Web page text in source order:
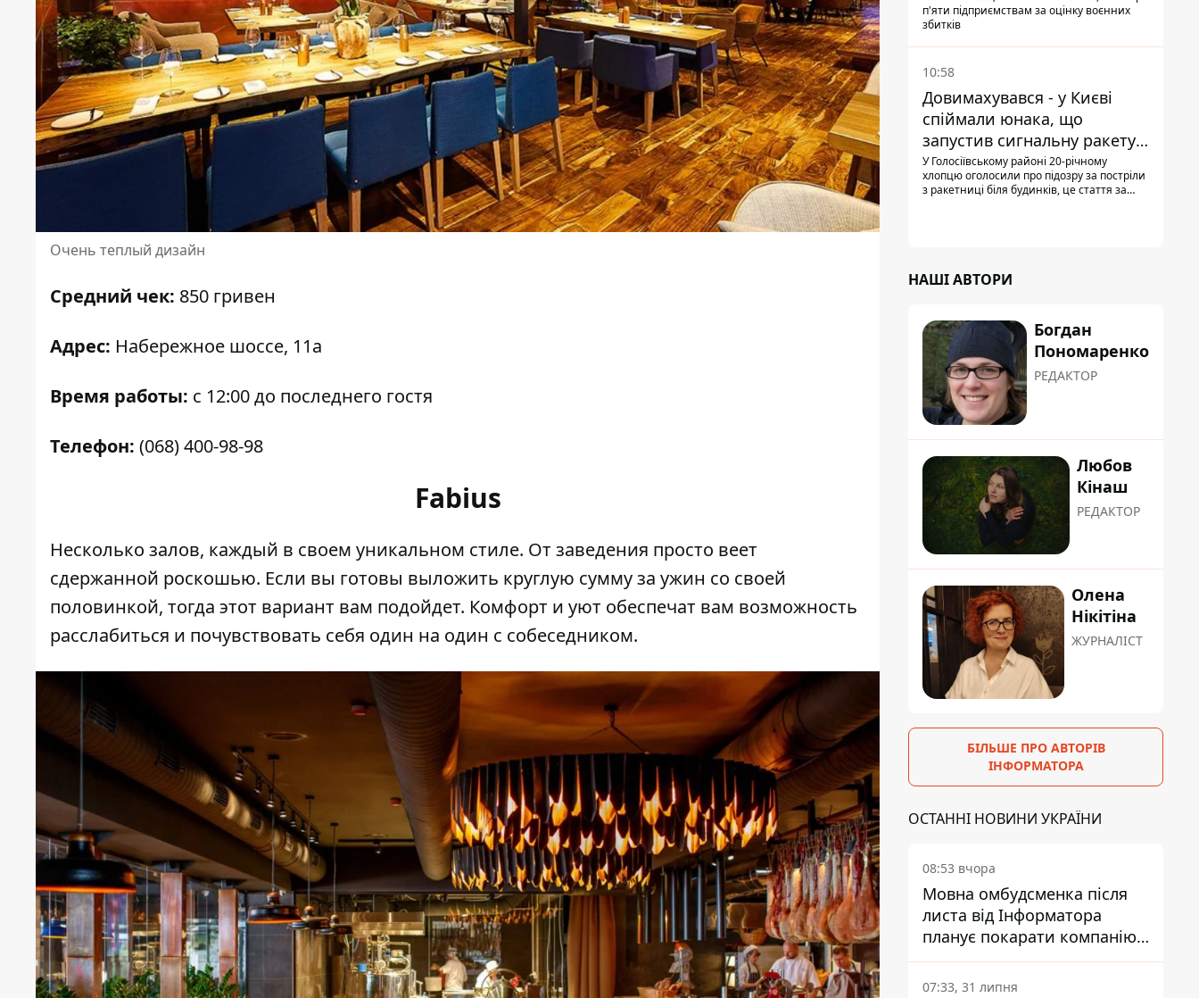
Очень теплый дизайн
Средний чек: 850 гривен
Адрес: Набережное шоссе, 11а
Время работы: с 12:00 до последнего гостя
Телефон: (068) 400-98-98
Fabius
Несколько залов, каждый в своем уникальном стиле. От заведения просто веет
сдержанной роскошью. Если вы готовы выложить круглую сумму за ужин со своей
половинкой, тогда этот вариант вам подойдет. Комфорт и уют обеспечат вам возможность
расслабиться и почувствовать себя один на один с собеседником.
п'яти підприємствам за оцінку воєнних
збитків
10:58
Довимахувався - у Києві
спіймали юнака, що
запустив сигнальну ракету,
аби потішити дівчат
У Голосіївському районі 20-річному
хлопцю оголосили про підозру за постріли
з ракетниці біля будинків, це стаття за
НАШІ АВТОРИ
Богдан
Пономаренко
РЕДАКТОР
Любов
Кінаш
РЕДАКТОР
Олена
Нікітіна
ЖУРНАЛІСТ
БІЛЬШЕ ПРО АВТОРІВ
ІНФОРМАТОРА
ОСТАННІ НОВИНИ УКРАЇНИ
08:53 вчора
Мовна омбудсменка після
листа від Інформатора
планує покарати компанію-
підрядника ПриватБанку
07:33, 31 липня